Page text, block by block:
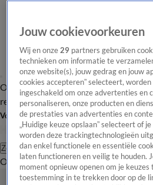
Overzicht Laatste nieuws Regionieuws
redactie
Volg Hart van Nederland
Zoeken
OverzichtRegioUitzendingenWeer
Jouw cookievoorkeuren
Wij en onze29 partners gebruiken
technieken om informatie te
onze website(s), jouw gedrag en jouw
cookies accepteren” selecteert,
ingeschakeld om onze advertenties en
personaliseren, onze producten en
de prestaties van advertenties en
„Huidige keuze opslaan” selecteert of
worden deze trackingtechnologieën
dan enkel functionele en essentiële
laten functioneren en veilig te houden.
moment opnieuw openen om je keuzes
toestemming in te trekken door op de